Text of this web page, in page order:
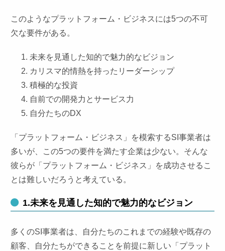
このようなプラットフォーム・ビジネスには5つの不可
欠な要件がある。
未来を見通した知的で魅力的なビジョン
カリスマ的情熱を持ったリーダーシップ
積極的な投資
自前での開発力とサービス力
自分たちのDX
「プラットフォーム・ビジネス」を模索するSI事業者は
多いが、この5つの要件を満たす企業は少ない。そんな
彼らが「プラットフォーム・ビジネス」を成功させるこ
とは難しいだろうと考えている。
1.未来を見通した知的で魅力的なビジョン
多くのSI事業者は、自分たちのこれまでの経験や既存の
顧客、自分たちができることを前提に新しい「プラット